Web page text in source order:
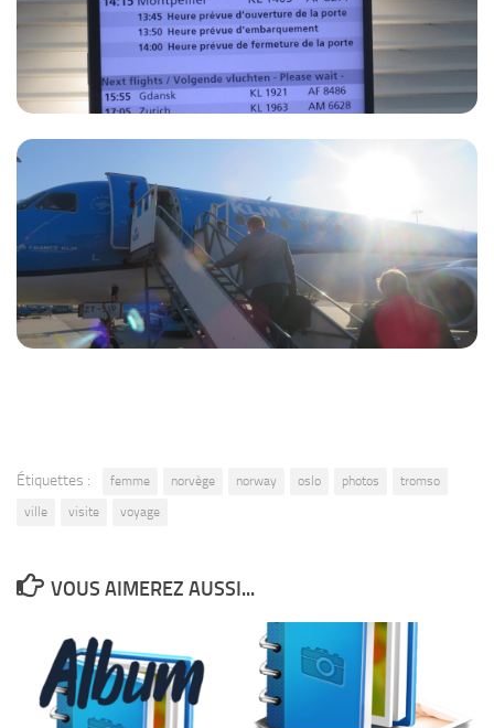
Étiquettes : femme norvège norway oslo photos
tromso
ville
visite voyage
VOUS AIMEREZ AUSSI...